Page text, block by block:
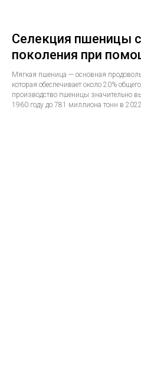
Селекция пшеницы
поколения при
Мягкая пшеница — основная
которая обеспечивает около 20%
производство пшеницы значительно
1960 году до 781 миллиона тонн в